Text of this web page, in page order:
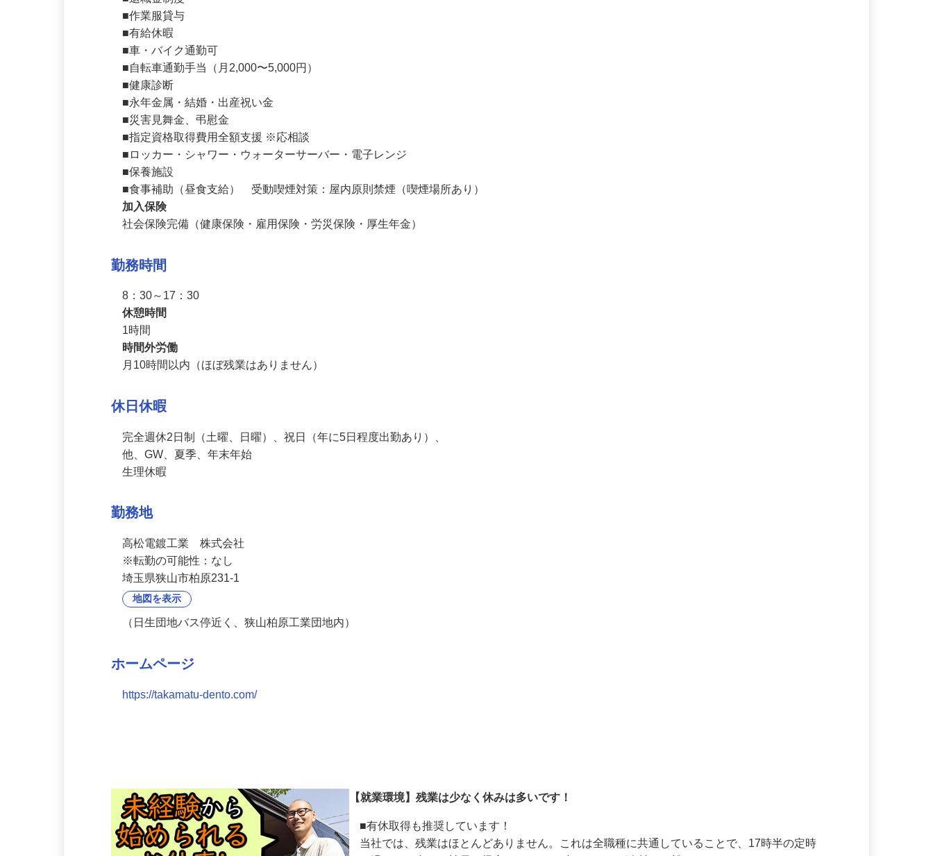
■交通費規定内支給（月20,000円迄）
■退職金制度
■作業服貸与
■有給休暇
■車・バイク通勤可
■自転車通勤手当（月2,000〜5,000円）
■健康診断
■永年金属・結婚・出産祝い金
■災害見舞金、弔慰金
■指定資格取得費用全額支援 ※応相談
■ロッカー・シャワー・ウォーターサーバー・電子レンジ
■保養施設
■食事補助（昼食支給）　受動喫煙対策：屋内原則禁煙（喫煙場所あり）
勤務時間
8：30～17：30
休憩時間
1時間
月10時間以内（ほぼ残業はありません）
休日休暇
完全週休2日制（土曜、日曜）、祝日（年に5日程度出勤あり）、
生理休暇
勤務地
高松電鍍工業　株式会社
※転勤の可能性：なし
埼玉県狭山市柏原231-1
（日生団地バス停近く、狭山柏原工業団地内）
ホームページ
【就業環境】残業は少なく休みは多いです！